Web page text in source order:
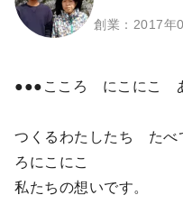
創業：2017年
●●●こころ にこにこ
つくるわたしたち たべ
ろにこにこ
私たちの想いです。